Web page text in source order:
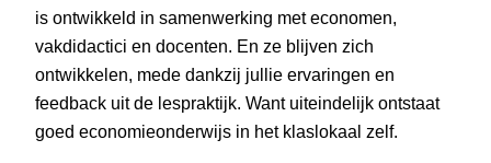
is ontwikkeld in samenwerking met economen,
vakdidactici en docenten. En ze blijven zich
ontwikkelen, mede dankzij jullie ervaringen en
feedback uit de lespraktijk. Want uiteindelijk ontstaat
goed economieonderwijs in het klaslokaal zelf.